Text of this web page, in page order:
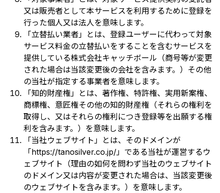
又は販売者として本サービスを利用するために登録を
行った個人又は法人を意味します。
「立替払い業者」とは、登録ユーザーに代わって対象
サービス料金の立替払いをすることを含むサービスを
提供している株式会社キャッチボール（商号等が変更
された場合は当該変更後の会社を含みます。）その他
の当社が指定する事業者を意味します。
「知的財産権」とは、著作権、特許権、実用新案権、
商標権、意匠権その他の知的財産権（それらの権利を
取得し、又はそれらの権利につき登録等を出願する権
利を含みます。）を意味します。
「当社ウェブサイト」とは、そのドメインが
「https://tanosilver.co.jp/」である当社が運営するウ
ェブサイト（理由の如何を問わず当社のウェブサイト
のドメイン又は内容が変更された場合は、当該変更後
のウェブサイトを含みます。）を意味します。